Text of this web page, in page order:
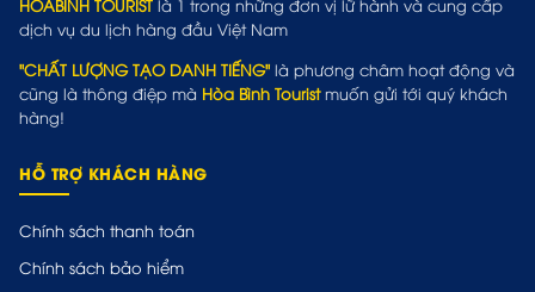
HOABINH TOURIST là 1 trong những đơn vị lữ hành và cung cấp
dịch vụ du lịch hàng đầu Việt Nam
"CHẤT LƯỢNG TẠO DANH TIẾNG" là phương châm hoạt động và
cũng là thông điệp mà Hòa Bình Touristmuốn gửi tới quý khách
hàng!
HỖ TRỢ KHÁCH HÀNG
Chính sách thanh toán
Chính sách bảo hiểm